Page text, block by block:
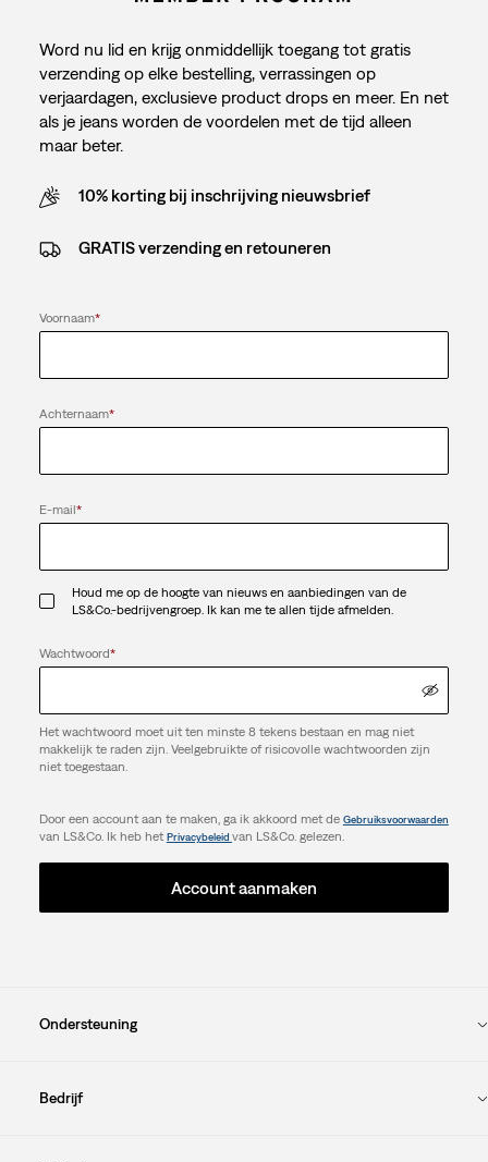
Word nu lid en krijg onmiddellijk toegang tot gratis
verzending op elke bestelling, verrassingen op
verjaardagen, exclusieve product drops en meer. En net
als je jeans worden de voordelen met de tijd alleen
maar beter.
10% korting bij inschrijving nieuwsbrief
GRATIS verzending en retouneren
Voornaam*
Achternaam*
E-mail*
Houd me op de hoogte van nieuws en aanbiedingen van de
LS&Co.-bedrijvengroep. Ik kan me te allen tijde afmelden.
Wachtwoord*
Het wachtwoord moet uit ten minste 8 tekens bestaan en mag niet
makkelijk te raden zijn. Veelgebruikte of risicovolle wachtwoorden zijn
niet toegestaan.
Door een account aan te maken, ga ik akkoord met de Gebruiksvoorwaarden
van LS&Co. Ik heb hetPrivacybeleid van LS&Co. gelezen.
Account aanmaken
Ondersteuning
Bedrijf